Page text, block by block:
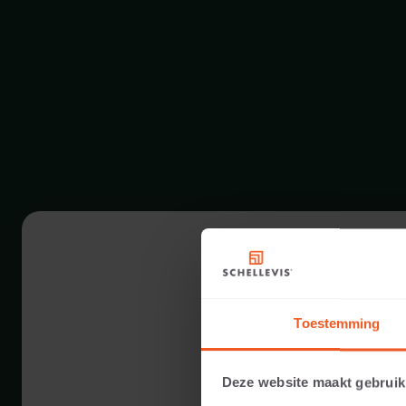
Toestemming
Deze website maakt
10 DIMENSION